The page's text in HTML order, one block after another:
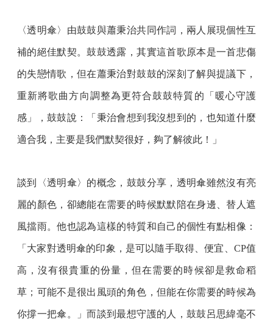
〈透明傘〉由鼓鼓與蕭秉治共同作詞，兩人展現個性互
補的絕佳默契。鼓鼓透露，其實這首歌原本是一首悲傷
的失戀情歌，但在蕭秉治對鼓鼓的深刻了解與提議下，
重新將歌曲方向調整為更符合鼓鼓特質的「暖心守護
感」，鼓鼓說：「秉治會想到我沒想到的，也知道什麼
適合我，主要是我們默契很好，夠了解彼此！」
談到〈透明傘〉的概念，鼓鼓分享，透明傘雖然沒有亮
麗的顏色，卻總能在需要的時候默默陪在身邊、替人遮
風擋雨。他也認為這樣的特質和自己的個性有點相像：
「大家對透明傘的印象，是可以隨手取得、便宜、CP值
高，沒有很貴重的份量，但在需要的時候卻是救命稻
草；可能不是很出風頭的角色，但能在你需要的時候為
你撐一把傘。」而談到最想守護的人，鼓鼓呂思緯毫不